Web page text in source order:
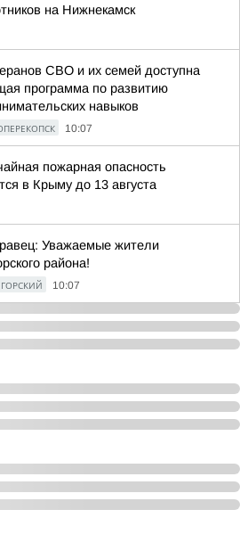
на Нижнекамск
СВО и их семей доступна
программа по развитию
навыков
10:07
пожарная опасность
в Крыму до 13 августа
Уважаемые жители
района!
10:07